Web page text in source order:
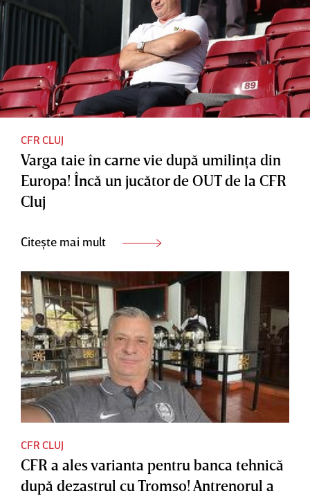
CFR CLUJ
Varga taie în carne vie după umilinţa din
Europa! Încă un jucător de OUT de la CFR
Cluj
Citește mai mult
CFR CLUJ
CFR a ales varianta pentru banca tehnică
după dezastrul cu Tromso! Antrenorul a